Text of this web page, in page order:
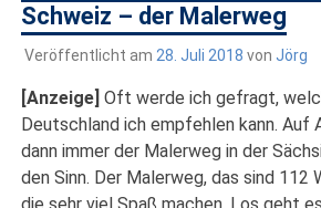
Schweiz – der Malerweg
Veröffentlicht am 28. Juli 2018 von Jörg
[Anzeige] Oft werde ich gefragt,
Deutschland ich empfehlen kann. Auf
dann immer der Malerweg in der
den Sinn. Der Malerweg, das sind 112
die sehr viel Spaß machen. Los geht